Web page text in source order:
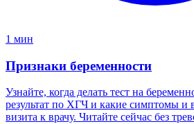
1 мин
Признаки беременности
Узнайте, когда делать тест на
результат по ХГЧ и какие симптомы и
визита к врачу. Читайте сейчас без